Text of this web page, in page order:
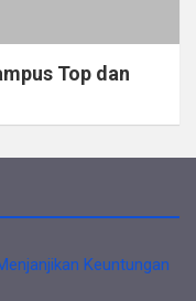
Top dan
Keuntungan